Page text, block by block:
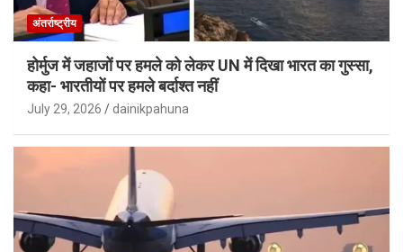
अंतर्राष्ट्रीय
होर्मुज में जहाजों पर हमले को लेकर UN में दिखा भारत का गुस्सा,
कहा- भारतीयों पर हमले बर्दाश्त नहीं
July 29, 2026 dainikpahuna